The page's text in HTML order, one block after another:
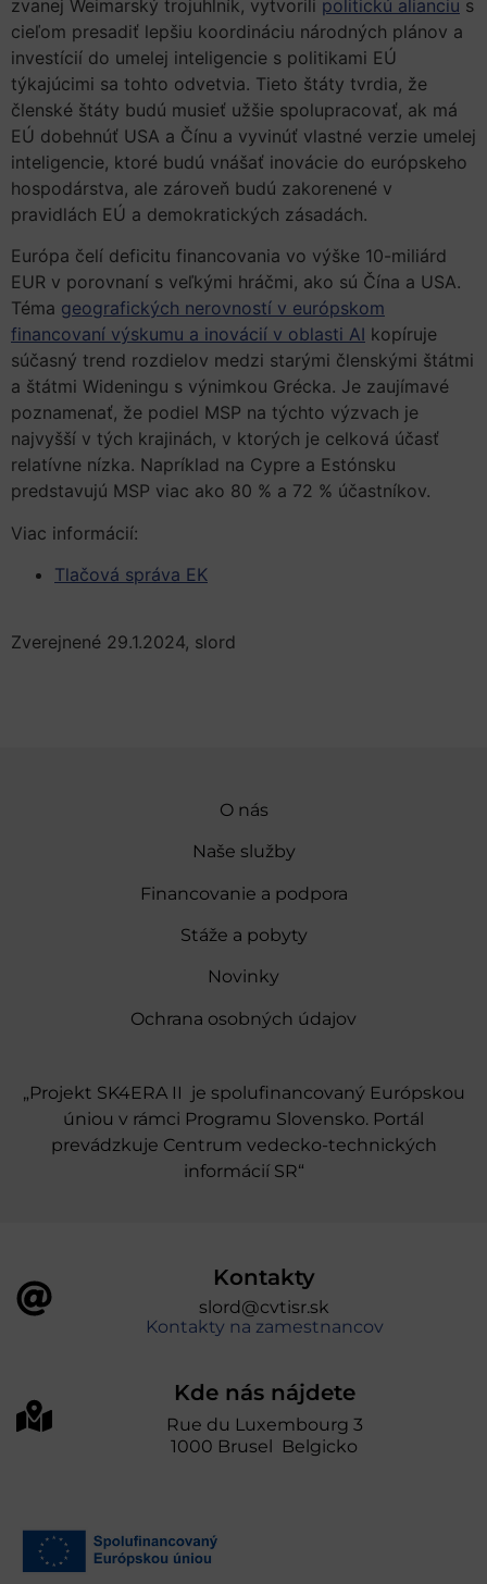
zvanej Weimarský trojuhlník, vytvorili politickú alianciu s
cieľom presadiť lepšiu koordináciu národných plánov a
investícií do umelej inteligencie s politikami EÚ
týkajúcimi sa tohto odvetvia. Tieto štáty tvrdia, že
členské štáty budú musieť užšie spolupracovať, ak má
EÚ dobehnúť USA a Čínu a vyvinúť vlastné verzie umelej
inteligencie, ktoré budú vnášať inovácie do európskeho
hospodárstva, ale zároveň budú zakorenené v
pravidlách EÚ a demokratických zásadách.
Európa čelí deficitu financovania vo výške 10-miliárd
EUR v porovnaní s veľkými hráčmi, ako sú Čína a USA.
Téma geografických nerovností v európskom
financovaní výskumu a inovácií v oblasti AI kopíruje
súčasný trend rozdielov medzi starými členskými štátmi
a štátmi Wideningu s výnimkou Grécka. Je zaujímavé
poznamenať, že podiel MSP na týchto výzvach je
najvyšší v tých krajinách, v ktorých je celková účasť
relatívne nízka. Napríklad na Cypre a Estónsku
predstavujú MSP viac ako 80 % a 72 % účastníkov.
Viac informácií:
Tlačová správa EK
Zverejnené 29.1.2024, slord
O nás
Naše služby
Financovanie a podpora
Stáže a pobyty
Novinky
Ochrana osobných údajov
„Projekt SK4ERA II je spolufinancovaný Európskou
úniou v rámci Programu Slovensko. Portál
prevádzkuje Centrum vedecko-technických
informácií SR“
Kontakty
slord@cvtisr.sk
Kontakty na zamestnancov
Kde nás nájdete
Rue du Luxembourg 3
1000 Brusel Belgicko